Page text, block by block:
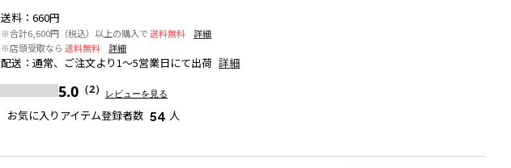
送料 ： 660円
※合計6,600円（税込）以上の購入で送料無料
詳細
※店頭受取なら 送料無料 詳細
配送 ： 通常、ご注文より1～5営業日にて出荷 詳細
5.0 （2） レビューを見る
お気に入りアイテム登録者数 54 人